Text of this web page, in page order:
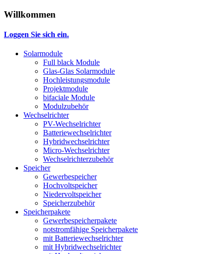
Willkommen
Loggen Sie sich ein.
Solarmodule
Full black Module
Glas-Glas Solarmodule
Hochleistungsmodule
Projektmodule
bifaciale Module
Modulzubehör
Wechselrichter
PV-Wechselrichter
Batteriewechselrichter
Hybridwechselrichter
Micro-Wechselrichter
Wechselrichterzubehör
Speicher
Gewerbespeicher
Hochvoltspeicher
Niedervoltspeicher
Speicherzubehör
Speicherpakete
Gewerbespeicherpakete
notstromfähige Speicherpakete
mit Batteriewechselrichter
mit Hybridwechselrichter